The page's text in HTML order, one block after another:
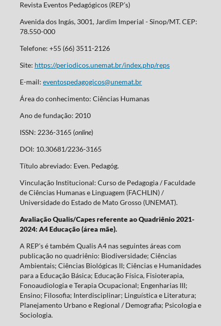
Revista Eventos Pedagógicos (REP’s)
Avenida dos Ingás, 3001, Jardim Imperial - Sinop/MT. CEP:
78.550-000
Telefone: +55 (66) 3511-2126
Site: https://periodicos.unemat.br/index.php/reps
E-mail: eventospedagogicos@unemat.br
Área do conhecimento: Ciências Humanas
Ano de fundação: 2010
ISSN: 2236-3165 (online)
DOI: 10.30681/2236-3165
Título abreviado: Even. Pedagóg.
Vinculação Institucional: Curso de Pedagogia / Faculdade
de Ciências Humanas e Linguagem (FACHLIN) /
Universidade do Estado de Mato Grosso (UNEMAT).
Avaliação Qualis/Capes referente ao Quadriênio 2021-
2024: A4 Educação (área mãe).
A REP's é também Qualis A4 nas seguintes áreas com
publicação no quadriênio: Biodiversidade; Ciências
Ambientais; Ciências Biológicas II; Ciências e Humanidades
para a Educação Básica; Educação Física, Fisioterapia,
Fonoaudiologia e Terapia Ocupacional; Engenharias III;
Ensino; Filosofia; Interdisciplinar; Linguística e Literatura;
Planejamento Urbano e Regional / Demografia; Psicologia e
Sociologia.